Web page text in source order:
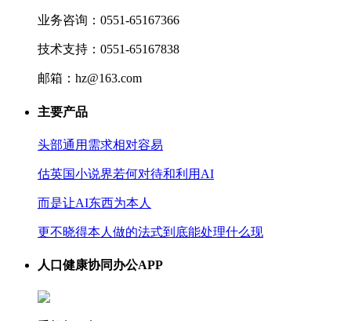
业务咨询：0551-65167366
技术支持：0551-65167838
邮箱：hz@163.com
主要产品
头部通用需求相对容易
估英国小说界若何对待和利用AI
而是让AI东西为本人
更不晓得本人做的法式到底能处理什么现
人口健康协同办公APP